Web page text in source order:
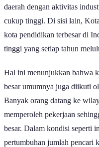
mengekor di urutan keempat
Sampang di lima besar
Secara keseluruhan, tingkat
mencapai 4,19%.
TPT sendiri adalah
angkatan kerja. Angkatan
kerja yang sedang bekerja
mencari pekerjaan.